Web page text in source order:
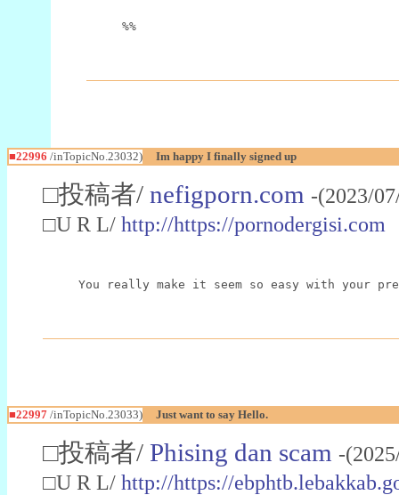
%%
■22996 /inTopicNo.23032) Im happy I finally signed up
□投稿者/ nefigporn.com -(2023/
□U R L/ http://https://pornodergisi.com
You really make it seem so easy with your
■22997 /inTopicNo.23033) Just want to say Hello.
□投稿者/ Phising dan scam -
□U R L/ http://https://